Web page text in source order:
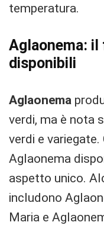
temperatura.
Aglaonema: il
disponibili
Aglaonema
verdi, ma è nota
verdi e
Aglaonema
aspetto unico.
includono
Maria e